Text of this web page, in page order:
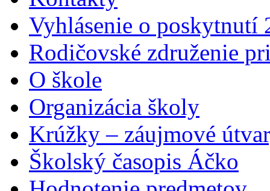
Vyhlásenie o poskytnutí
Rodičovské združenie
O škole
Organizácia školy
Krúžky – záujmové
Školský časopis Áčko